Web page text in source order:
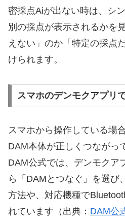
密採点Aiが出ない時は、シ
別の採点が表示されるかを
えない」のか「特定の採点
けられます。
スマホのデンモクアプリ
スマホから操作している場
DAM本体が正しくつながっ
DAM公式では、デンモクア
ら「DAMとつなぐ」を選び
方法や、対応機種で
れています（出典： DAM公